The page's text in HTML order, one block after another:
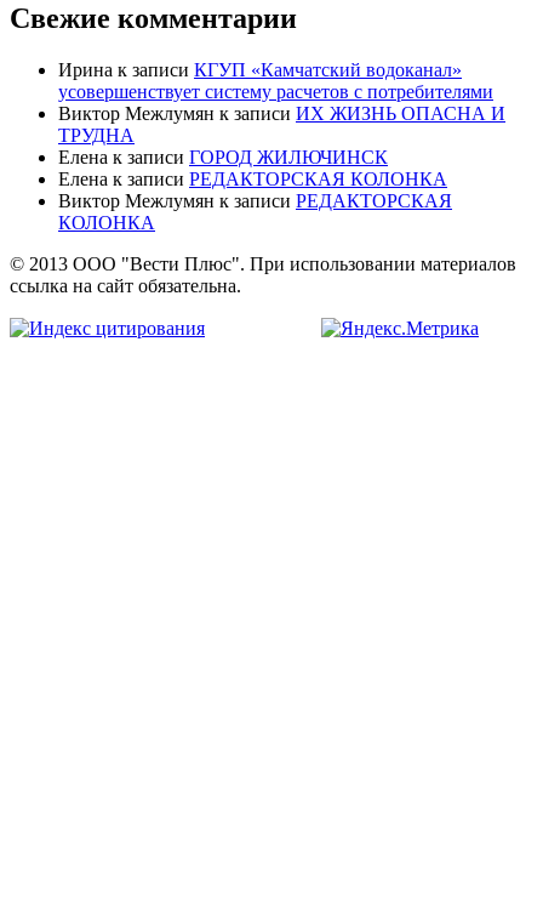
Свежие комментарии
Ирина к записи КГУП «Камчатский водоканал»
усовершенствует систему расчетов с потребителями
Виктор Межлумян к записи ИХ ЖИЗНЬ ОПАСНА И
ТРУДНА
Елена к записи ГОРОД ЖИЛЮЧИНСК
Елена к записи РЕДАКТОРСКАЯ КОЛОНКА
Виктор Межлумян к записи РЕДАКТОРСКАЯ
КОЛОНКА
© 2013 ООО "Вести Плюс". При использовании материалов
ссылка на сайт обязательна.